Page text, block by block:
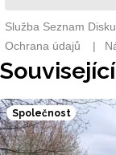
Související
Společnost